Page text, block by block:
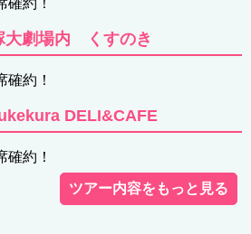
確約！
大劇場内 くすのき
確約！
DELI&CAFE
確約！